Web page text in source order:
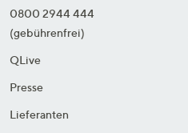
0800 2944 444
(gebührenfrei)
QLive
Presse
Lieferanten